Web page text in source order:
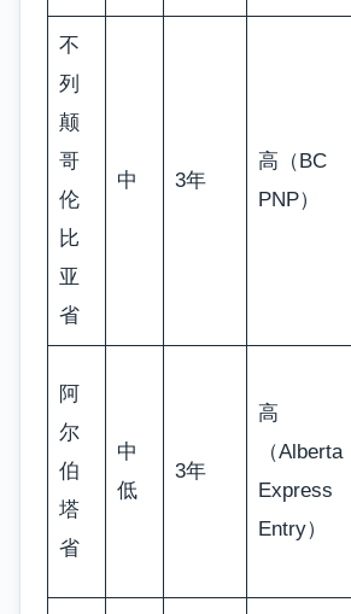
不
列
颠
哥
伦
比
亚
省
中 3年
高（BC
PNP）
阿
尔
伯
塔
省
中
低
3年
高
（Alberta
Express
Entry）